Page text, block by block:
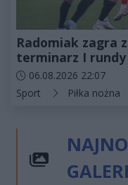
Radomiak zagra
terminarz I rundy
Data dodania artykułu:
06.08.2026 22:07
Kategorie artykułu:
Sport Piłka nożna